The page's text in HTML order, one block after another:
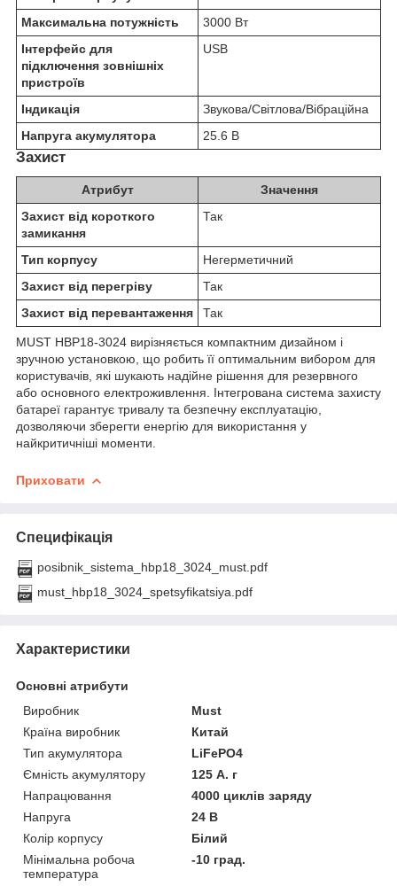
Максимальна потужність
3000 Вт
Інтерфейс для
підключення зовнішніх
пристроїв
USB
Індикація
Звукова/Світлова/Вібраційна
Напруга акумулятора
25.6 В
Захист
Атрибут
Значення
Захист від короткого
замикання
Так
Тип корпусу
Негерметичний
Захист від перегріву
Так
Захист від перевантаження
Так
MUST НВР18-3024 вирізняється компактним дизайном і
зручною установкою, що робить її оптимальним вибором для
користувачів, які шукають надійне рішення для резервного
або основного електроживлення. Інтегрована система захисту
батареї гарантує тривалу та безпечну експлуатацію,
дозволяючи зберегти енергію для використання у
найкритичніші моменти.
Приховати
Специфікація
posibnik_sistema_hbp18_3024_must.pdf
must_hbp18_3024_spetsyfikatsiya.pdf
Характеристики
Основні атрибути
Виробник
Must
Країна виробник
Китай
Тип акумулятора
LiFePO4
Ємність акумулятору
125 А. г
Напрацювання
4000 циклів заряду
Напруга
24 В
Колір корпусу
Білий
Мінімальна робоча
температура
-10 град.